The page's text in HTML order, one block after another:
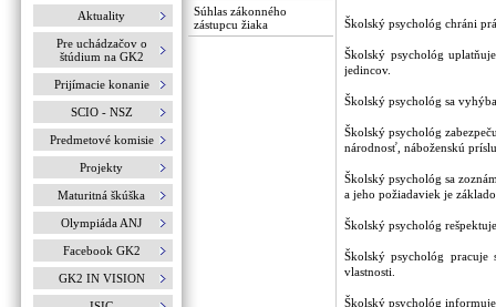
Aktuality
Pre uchádzačov o
štúdium na GK2
Prijímacie konanie
SCIO - NSZ
Predmetové komisie
Projekty
Maturitná škúška
Olympiáda ANJ
Facebook GK2
GK2 IN VISION
Školský psychológ chráni
Školský psychológ
jedincov.
Školský psychológ sa
Školský psychológ
národnosť, náboženskú
Školský psychológ sa
a jeho požiadaviek je
Školský psychológ
Školský psychológ
vlastnosti.
Školský psychológ
Súhlas zákonného
zástupcu žiaka